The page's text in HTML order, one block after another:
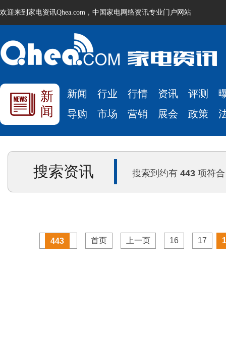
欢迎来到家电资讯Qhea.com，中国家电网络资讯专业门户网站
新
闻
新闻 行业 行情 资讯 评测
导购
市场 营销 展会 政策
搜索资讯 搜索到约有 443 项符合
443 首页 上一页 16 17